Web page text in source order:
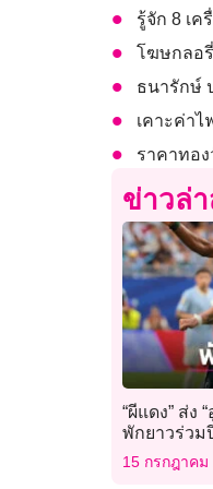
รู้จัก 8 เค
โฆษกลอ
ธนารักษ์
เคาะค่า
ราคาทอ
ข่าวล่
“ผีแดง” ส่ง
พักยาวร่วม
15 กรกฎาคม